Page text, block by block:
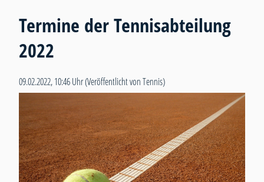
Termine der Tennisabteilung
2022
09.02.2022, 10:46 Uhr(Veröffentlicht von Tennis)